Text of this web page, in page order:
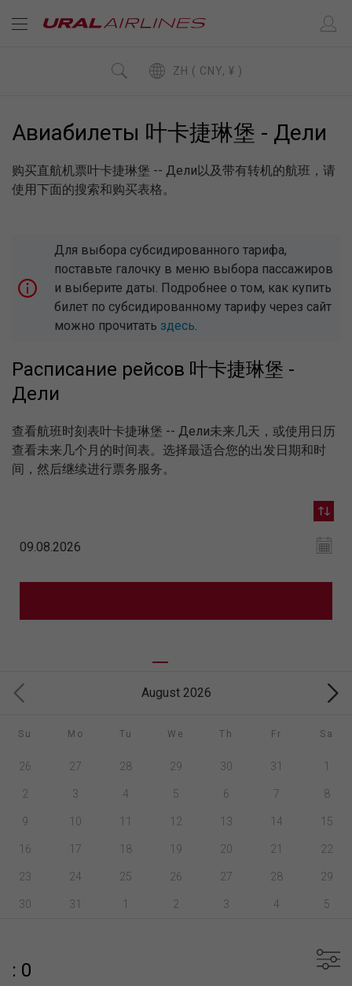
ZH ( CNY, ¥ )
Авиабилеты 叶卡捷琳堡 - Дели
购买直航机票叶卡捷琳堡 -- Дели以及带有转机的航班，请
使用下面的搜索和购买表格。
Для выбора субсидированного тарифа,
поставьте галочку в меню выбора пассажиров
и выберите даты. Подробнее о том, как купить
билет по субсидированному тарифу через сайт
можно прочитать здесь.
Расписание рейсов 叶卡捷琳堡 -
Дели
查看航班时刻表叶卡捷琳堡 -- Дели未来几天，或使用日历
查看未来几个月的时间表。选择最适合您的出发日期和时
间，然后继续进行票务服务。
August 2026
Su Mo Tu We Th Fr Sa
26 27 28 29 30 31 1
2 3 4 5 6 7 8
9 10 11 12 13 14 15
16 17 18 19 20 21 22
23 24 25 26 27 28 29
30 31 1 2 3 4 5
: 0